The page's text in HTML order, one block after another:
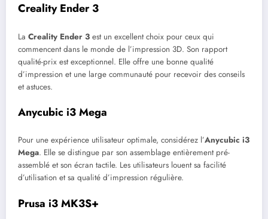
Creality Ender 3
La Creality Ender 3 est un excellent choix pour ceux qui
commencent dans le monde de l’impression 3D. Son rapport
qualité-prix est exceptionnel. Elle offre une bonne qualité
d’impression et une large communauté pour recevoir des conseils
et astuces.
Anycubic i3 Mega
Pour une expérience utilisateur optimale, considérez l’Anycubic i3
Mega. Elle se distingue par son assemblage entièrement pré-
assemblé et son écran tactile. Les utilisateurs louent sa facilité
d’utilisation et sa qualité d’impression régulière.
Prusa i3 MK3S+